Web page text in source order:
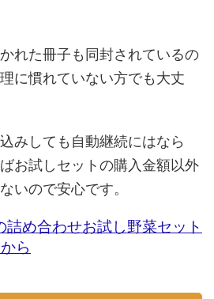
れた冊子も同封されているの
に慣れていない方でも大丈
みしても自動継続にはなら
お試しセットの購入金額以外
いので安心です。
め合わせお試し野菜セット
ら